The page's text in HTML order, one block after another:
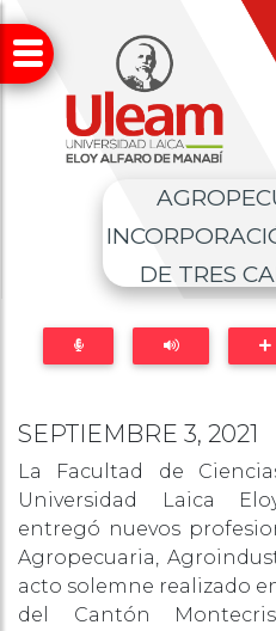
DE TRES
SEPTIEMBRE 3, 2021
La Facultad de
Universidad Laica
entregó nuevos
Agropecuaria,
acto solemne realizado
del Cantón